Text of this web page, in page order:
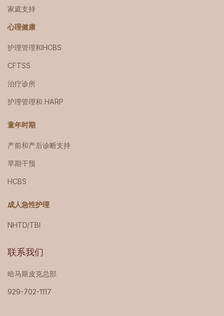
家庭支持
心理健康
护理管理和HCBS
CFTSS
治疗诊所
护理管理和 HARP
童年时期
产前和产后诊断支持
早期干预
HCBS
成人急性护理
NHTD/TBI
联系我们
哈马斯皮克总部
929-702-1117